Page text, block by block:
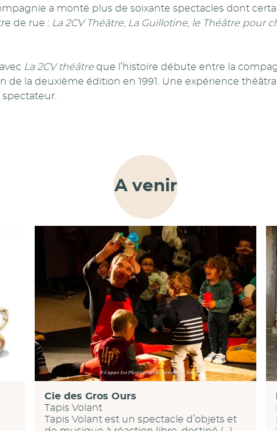
a monté plus de soixante spectacles dont
de rue : La 2CV Théâtre, La Guillotine, le Théâtre pour
La 2CV théâtre que l’histoire débute entre la
de la deuxième édition en 1991. Une expérience
spectateur.
A venir
Cie des Gros Ours
Tapis Volant
Tapis Volant est un spectacle d’objets et